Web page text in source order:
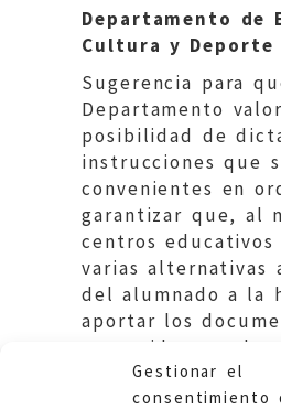
Gestionar el
consentimiento
Departamento de
Cultura y Deporte
Sugerencia para
Departamento
posibilidad de
instrucciones que
convenientes en
garantizar que, al
centros educativos
varias alternativas
del alumnado a la
aportar los
requeridos en el
matriculación.